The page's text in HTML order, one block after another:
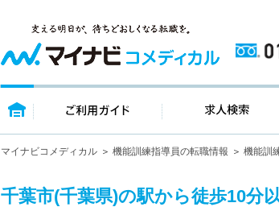
トップページ ご利用ガイド
マイナビコメディカル 機能訓練指導員の転職情報 機能訓
千葉市(千葉県)の駅から徒歩10分